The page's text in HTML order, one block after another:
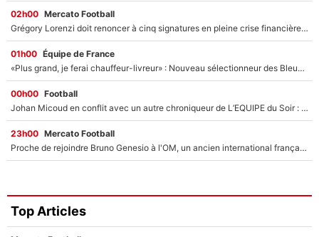
02h00 Mercato Football
Grégory Lorenzi doit renoncer à cinq signatures en pleine crise financière : L’IA propose sept noms à l’OM pour un mercato réussi... à seulement 5M€ !
01h00 Équipe de France
«Plus grand, je ferai chauffeur-livreur» : Nouveau sélectionneur des Bleus, Zinédine Zidane s’était imaginé un avenir très différent lorsqu'il était enfant
00h00 Football
Johan Micoud en conflit avec un autre chroniqueur de L’EQUIPE du Soir : «Pendant un moment, je ne les ai pas remis ensemble dans l'émission»
23h00 Mercato Football
Proche de rejoindre Bruno Genesio à l'OM, un ancien international français va finalement débarquer... sur RMC !
Top Articles